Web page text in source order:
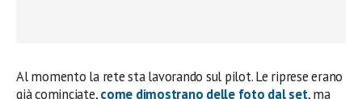
Al momento la rete sta lavorando sul pilot. Le riprese erano
già cominciate,come dimostrano delle foto dal set, ma